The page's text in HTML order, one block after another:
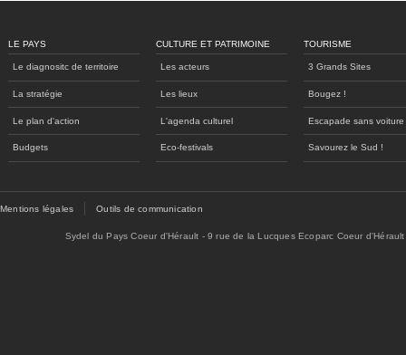
LE PAYS
Le diagnositc de territoire
La stratégie
Le plan d'action
Budgets
CULTURE ET PATRIMOINE
Les acteurs
Les lieux
L'agenda culturel
Eco-festivals
TOURISME
3 Grands Sites
Bougez !
Escapade sans voiture
Savourez le Sud !
Mentions légales Outils de communication
Sydel du Pays Coeur d'Hérault - 9 rue de la Lucques Ecoparc Coeur